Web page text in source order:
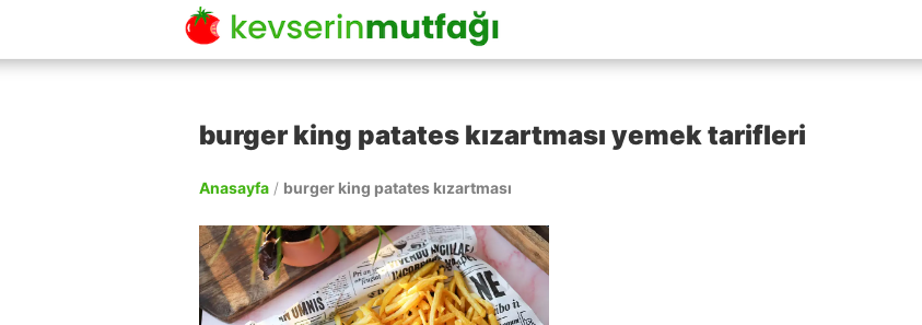
burger king patates kızartması yemek tarifleri
Anasayfa / burger king patates kızartması